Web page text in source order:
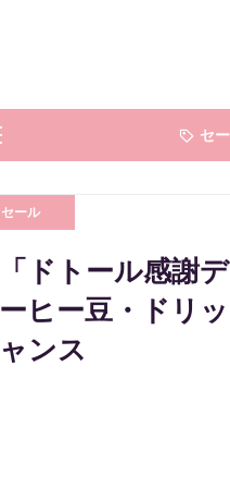
セ
セール
「ドトール感謝
ーヒー豆・ドリ
ャンス